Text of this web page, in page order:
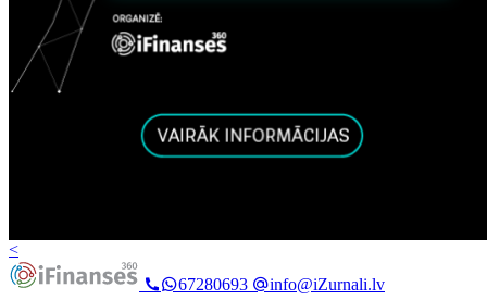
<
67280693
info@iZurnali.lv